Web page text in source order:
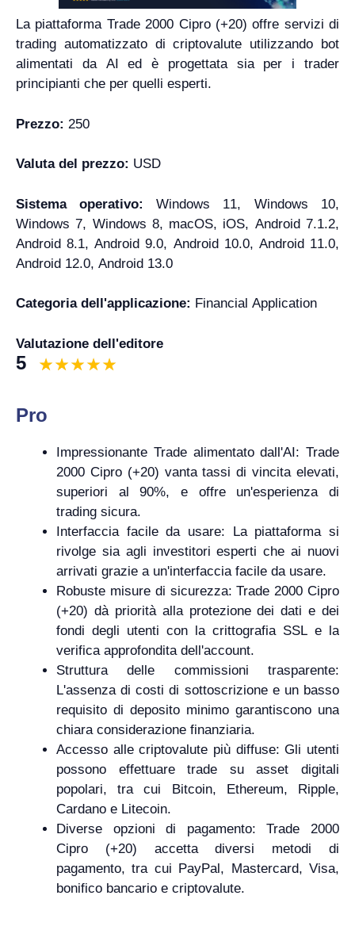
La piattaforma Trade 2000 Cipro (+20) offre servizi di
trading automatizzato di criptovalute utilizzando bot
alimentati da AI ed è progettata sia per i trader
principianti che per quelli esperti.
Prezzo: 250
Valuta del prezzo: USD
Sistema operativo: Windows 11, Windows 10,
Windows 7, Windows 8, macOS, iOS, Android 7.1.2,
Android 8.1, Android 9.0, Android 10.0, Android 11.0,
Android 12.0, Android 13.0
Categoria dell'applicazione: Financial Application
Valutazione dell'editore
5
Pro
Impressionante Trade alimentato dall'AI: Trade
2000 Cipro (+20) vanta tassi di vincita elevati,
superiori al 90%, e offre un'esperienza di
trading sicura.
Interfaccia facile da usare: La piattaforma si
rivolge sia agli investitori esperti che ai nuovi
arrivati grazie a un'interfaccia facile da usare.
Robuste misure di sicurezza: Trade 2000 Cipro
(+20) dà priorità alla protezione dei dati e dei
fondi degli utenti con la crittografia SSL e la
verifica approfondita dell'account.
Struttura delle commissioni trasparente:
L'assenza di costi di sottoscrizione e un basso
requisito di deposito minimo garantiscono una
chiara considerazione finanziaria.
Accesso alle criptovalute più diffuse: Gli utenti
possono effettuare trade su asset digitali
popolari, tra cui Bitcoin, Ethereum, Ripple,
Cardano e Litecoin.
Diverse opzioni di pagamento: Trade 2000
Cipro (+20) accetta diversi metodi di
pagamento, tra cui PayPal, Mastercard, Visa,
bonifico bancario e criptovalute.